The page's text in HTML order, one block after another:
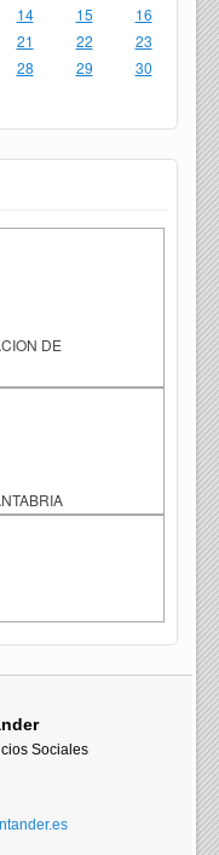
14 15
16
21 22
23
28 29
30
DE
Sociales